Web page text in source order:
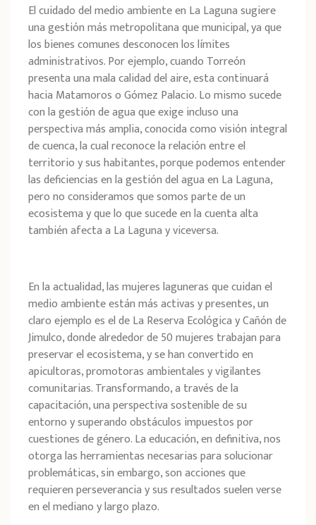
El cuidado del medio ambiente en La Laguna sugiere
una gestión más metropolitana que municipal, ya que
los bienes comunes desconocen los límites
administrativos. Por ejemplo, cuando Torreón
presenta una mala calidad del aire, esta continuará
hacia Matamoros o Gómez Palacio. Lo mismo sucede
con la gestión de agua que exige incluso una
perspectiva más amplia, conocida como visión integral
de cuenca, la cual reconoce la relación entre el
territorio y sus habitantes, porque podemos entender
las deficiencias en la gestión del agua en La Laguna,
pero no consideramos que somos parte de un
ecosistema y que lo que sucede en la cuenta alta
también afecta a La Laguna y viceversa.
En la actualidad, las mujeres laguneras que cuidan el
medio ambiente están más activas y presentes, un
claro ejemplo es el de La Reserva Ecológica y Cañón de
Jimulco, donde alrededor de 50 mujeres trabajan para
preservar el ecosistema, y se han convertido en
apicultoras, promotoras ambientales y vigilantes
comunitarias. Transformando, a través de la
capacitación, una perspectiva sostenible de su
entorno y superando obstáculos impuestos por
cuestiones de género. La educación, en definitiva, nos
otorga las herramientas necesarias para solucionar
problemáticas, sin embargo, son acciones que
requieren perseverancia y sus resultados suelen verse
en el mediano y largo plazo.